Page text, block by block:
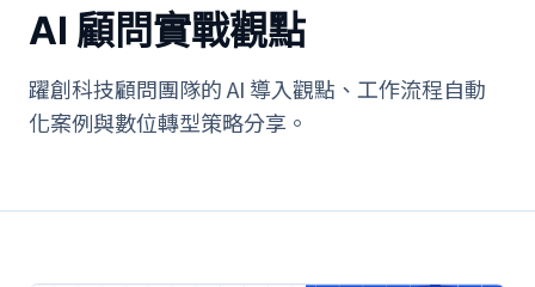
AI 顧問實戰觀點
躍創科技顧問團隊的 AI 導入觀點、工作流程自動
化案例與數位轉型策略分享。